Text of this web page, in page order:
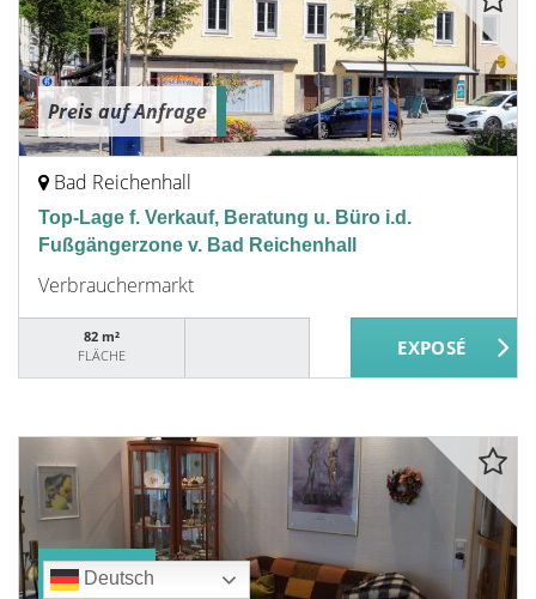
Deutsch
Deutsch
Preis auf Anfrage
Bad Reichenhall
Top-Lage f. Verkauf, Beratung u. Büro i.d.
Fußgängerzone v. Bad Reichenhall
Verbrauchermarkt
82 m²
FLÄCHE
VERKAUFT
Deutsch
Deutsch